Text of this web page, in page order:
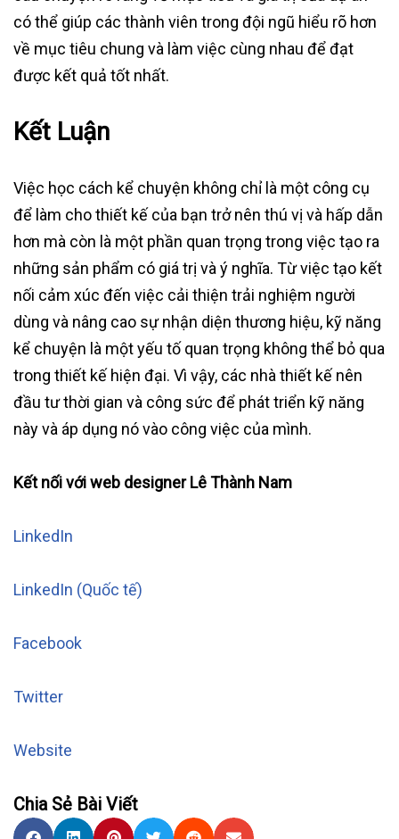
có thể giúp các thành viên trong đội ngũ hiểu rõ hơn
về mục tiêu chung và làm việc cùng nhau để đạt
được kết quả tốt nhất.
Kết Luận
Việc học cách kể chuyện không chỉ là một công cụ
để làm cho thiết kế của bạn trở nên thú vị và hấp dẫn
hơn mà còn là một phần quan trọng trong việc tạo ra
những sản phẩm có giá trị và ý nghĩa. Từ việc tạo kết
nối cảm xúc đến việc cải thiện trải nghiệm người
dùng và nâng cao sự nhận diện thương hiệu, kỹ năng
kể chuyện là một yếu tố quan trọng không thể bỏ qua
trong thiết kế hiện đại. Vì vậy, các nhà thiết kế nên
đầu tư thời gian và công sức để phát triển kỹ năng
này và áp dụng nó vào công việc của mình.
Kết nối với web designer Lê Thành Nam
LinkedIn
LinkedIn (Quốc tế)
Facebook
Twitter
Website
Chia Sẻ Bài Viết